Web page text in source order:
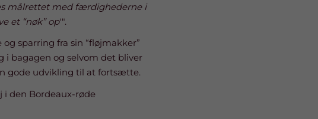
målrettet med færdighederne i
et “nøk” op'".
sparring fra sin “fløjmakker”
bagagen og selvom det bliver
gode udvikling til at fortsætte.
i den Bordeaux-røde